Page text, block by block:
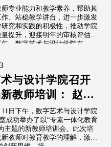
办2024年新教师
赛
专业能力和教学素养，帮助其
、站稳教学讲台，进一步激发
究和实践的积极性，推动学院
提升，迎接明年的审核评估，
午，数字艺术与设计学院在...
与设计学院召开
教师培训： 赵壁
专素一体化教育
11日下午，数字艺术与设计学院
成功举办了以“专素一体化教育
主题的新教师培训会。此次培
教师对教育教学的理解，激发